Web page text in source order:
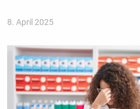
8. April 2025